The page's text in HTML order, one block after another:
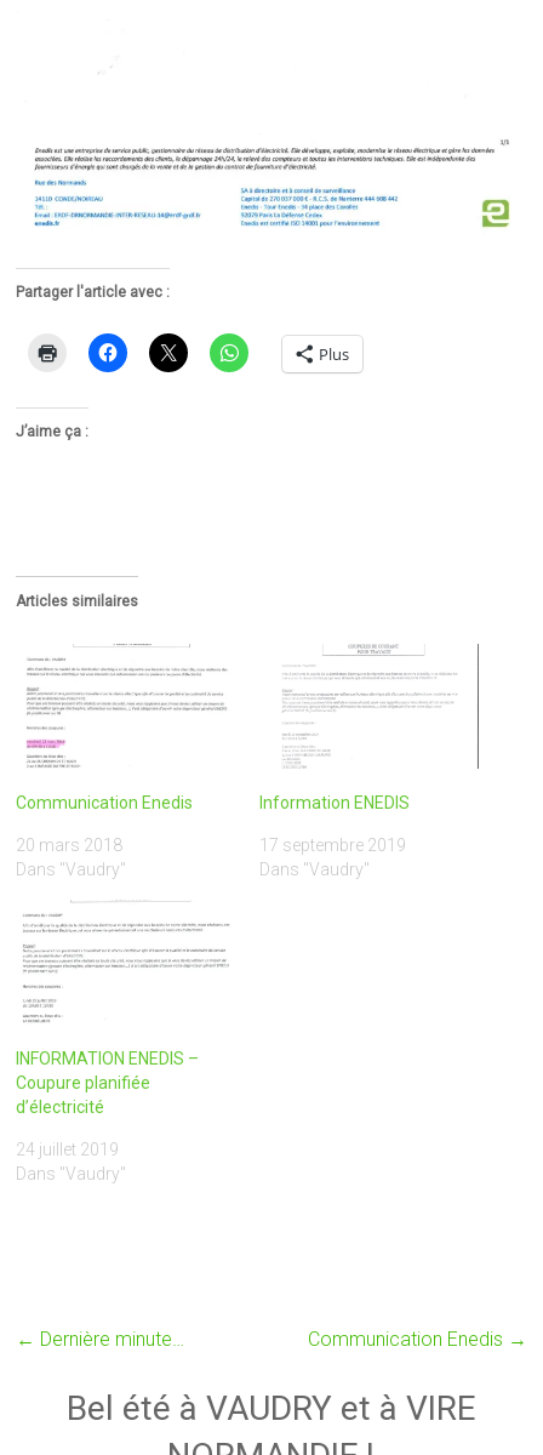
Partager l'article avec :
Plus
J’aime ça :
Articles similaires
Communication Enedis
20 mars 2018
Dans "Vaudry"
Information ENEDIS
17 septembre 2019
Dans "Vaudry"
INFORMATION ENEDIS –
Coupure planifiée
d’électricité
24 juillet 2019
Dans "Vaudry"
← Dernière minute… Communication Enedis →
Bel été à VAUDRY et à VIRE